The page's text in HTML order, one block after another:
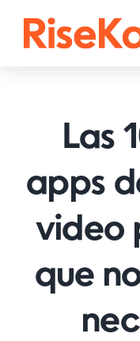
TikTok
Facebook
Twitter (𝕏)
Otros
Las
apps
video
que